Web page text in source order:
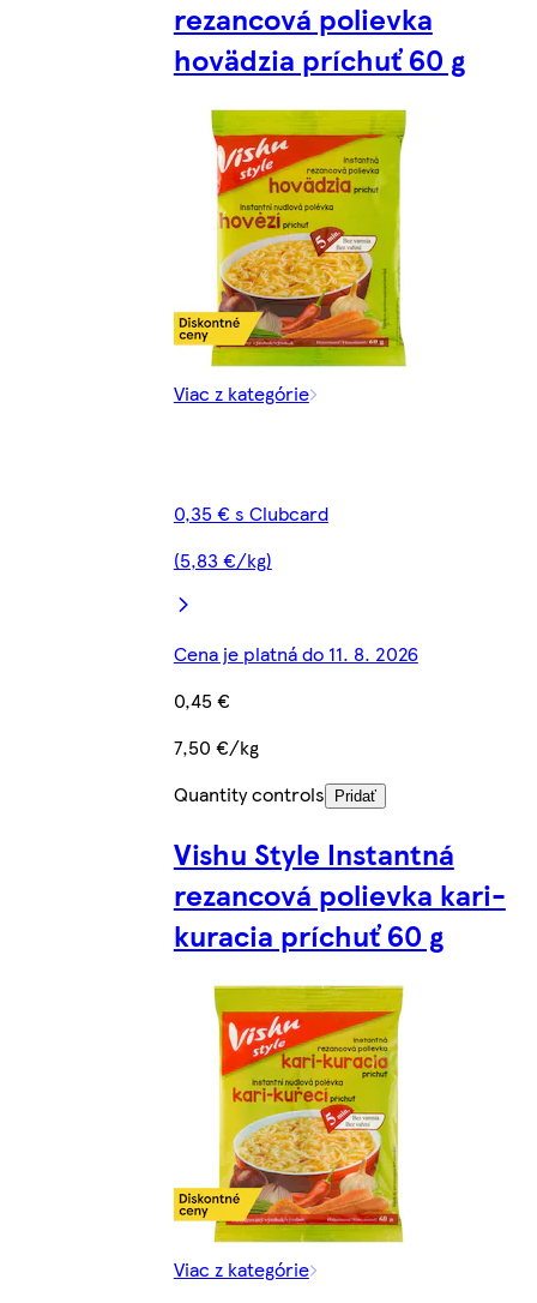
rezancová polievka
hovädzia príchuť 60 g
Viac z kategórie
0,35 € s Clubcard
(5,83 €/kg)
Cena je platná do 11. 8. 2026
0,45 €
7,50 €/kg
Quantity controls
Pridať
Vishu Style Instantná
rezancová polievka kari-
kuracia príchuť 60 g
Viac z kategórie